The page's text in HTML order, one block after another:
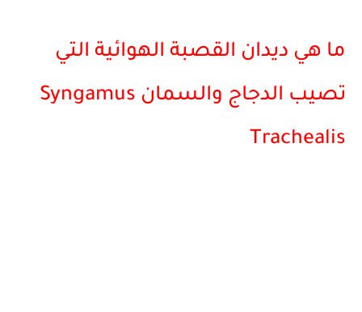
ما هي ديدان القصبة الهوائية التي
تصيب الدجاج والسمان Syngamus
Trachealis